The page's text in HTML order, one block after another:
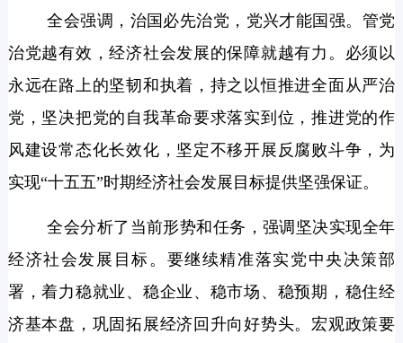
全会强调，治国必先治党，党兴才能国强。管党
治党越有效，经济社会发展的保障就越有力。必须以
永远在路上的坚韧和执着，持之以恒推进全面从严治
党，坚决把党的自我革命要求落实到位，推进党的作
风建设常态化长效化，坚定不移开展反腐败斗争，为
实现“十五五”时期经济社会发展目标提供坚强保证。
全会分析了当前形势和任务，强调坚决实现全年
经济社会发展目标。要继续精准落实党中央决策部
署，着力稳就业、稳企业、稳市场、稳预期，稳住经
济基本盘，巩固拓展经济回升向好势头。宏观政策要